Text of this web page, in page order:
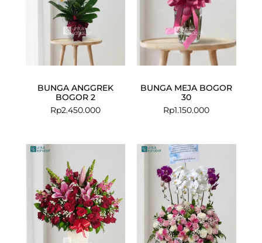
BUNGA ANGGREK
BOGOR 2
Rp2.450.000
BUNGA MEJA BOGOR
30
Rp1.150.000